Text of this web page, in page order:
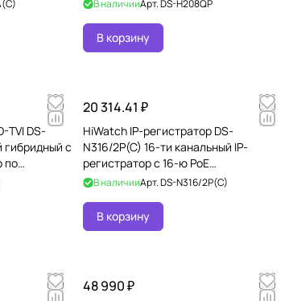
В наличииАрт.DS-H208QP
В корзину
TVI DS-
гибридный c
по
ана
20 314.41 ₽
HiWatch IP-регистратор DS-
N316/2P(C) 16-ти канальный IP-
регистратор c 16-ю PoE
интерфейсами
В наличииАрт.DS-N316/2P(C)
В корзину
48 990 ₽